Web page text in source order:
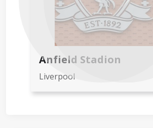
Anfield Stadion
Liverpool
PreviousNext